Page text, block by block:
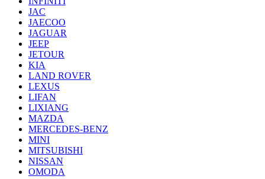
JAC
JAECOO
JAGUAR
JEEP
JETOUR
KIA
LAND ROVER
LEXUS
LIFAN
LIXIANG
MAZDA
MERCEDES-BENZ
MINI
MITSUBISHI
NISSAN
OMODA